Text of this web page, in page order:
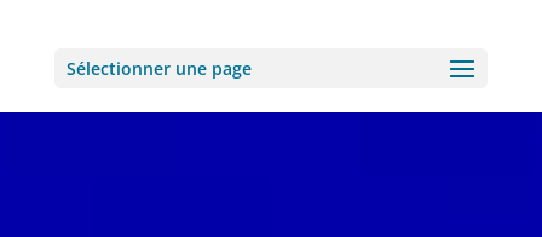
Sélectionner une page